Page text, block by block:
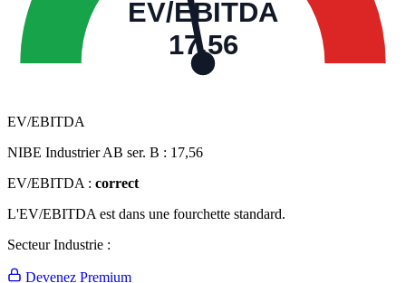
EV/EBITDA
17,56
EV/EBITDA
NIBE Industrier AB ser. B : 17,56
EV/EBITDA : correct
L'EV/EBITDA est dans une fourchette standard.
Secteur Industrie :
Devenez Premium